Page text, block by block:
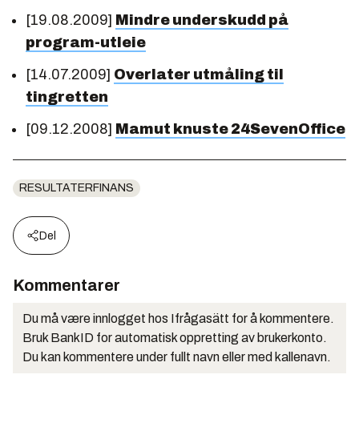
[19.08.2009] Mindre underskudd på
program-utleie
[14.07.2009] Overlater utmåling til
tingretten
[09.12.2008] Mamut knuste 24SevenOffice
RESULTATERFINANS
Del
Kommentarer
Du må være innlogget hos Ifrågasätt for å kommentere.
Bruk BankID for automatisk oppretting av brukerkonto.
Du kan kommentere under fullt navn eller med kallenavn.